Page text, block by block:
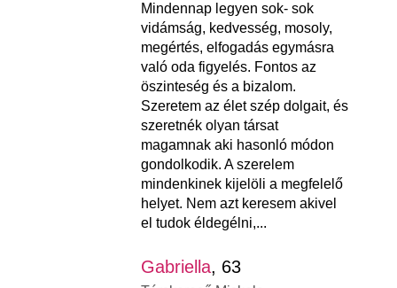
Mindennap legyen sok- sok
vidámság, kedvesség, mosoly,
megértés, elfogadás egymásra
való oda figyelés. Fontos az
öszinteség és a bizalom.
Szeretem az élet szép dolgait, és
szeretnék olyan társat
magamnak aki hasonló módon
gondolkodik. A szerelem
mindenkinek kijelöli a megfelelő
helyet. Nem azt keresem akivel
el tudok éldegélni,...
Gabriella, 63